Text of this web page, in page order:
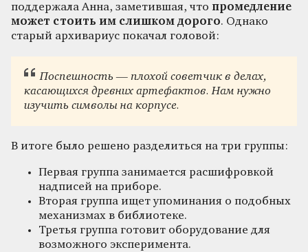
поддержала Анна, заметившая, что промедление
может стоить им слишком дорого. Однако
старый архивариус покачал головой:
Поспешность — плохой советчик в делах,
касающихся древних артефактов. Нам нужно
изучить символы на корпусе.
В итоге было решено разделиться на три группы:
Первая группа занимается расшифровкой
надписей на приборе.
Вторая группа ищет упоминания о подобных
механизмах в библиотеке.
Третья группа готовит оборудование для
возможного эксперимента.